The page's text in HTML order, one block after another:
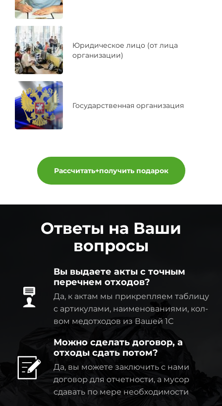
Юридическое лицо (от лица
организации)
Государственная организация
Рассчитать+получить подарок
Ответы на Ваши
вопросы
Вы выдаете акты с точным
перечнем отходов?
Да, к актам мы прикрепляем таблицу
с артикулами, наименованиями, кол-
вом медотходов из Вашей 1C
Можно сделать договор, а
отходы сдать потом?
Да, вы можете заключить с нами
договор для отчетности, а мусор
сдавать по мере необходимости